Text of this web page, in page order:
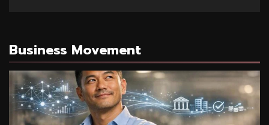
Business Movement